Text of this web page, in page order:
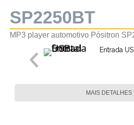
SP2250BT
MP3 player automotivo Pósitron
Entrada
MAIS DETALHES